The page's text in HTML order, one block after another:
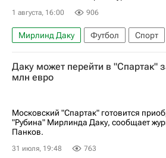
1 августа, 16:00 906
Мирлинд Даку Футбол Спорт
РПЛ 2026-2027 (Чемпионат России
Акрон (Тольятти)
Арсений
Даку может перейти в "Спартак"
млн евро
Московский "Спартак" готовится
"Рубина" Мирлинда Даку, сообщает
Панков.
31 июля, 19:48 763